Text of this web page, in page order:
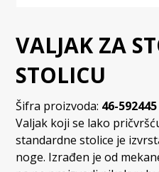
VALJAK ZA
STOLICU
Šifra proizvoda: 46-592445
Valjak koji se lako
standardne stolice je
noge. Izrađen je od